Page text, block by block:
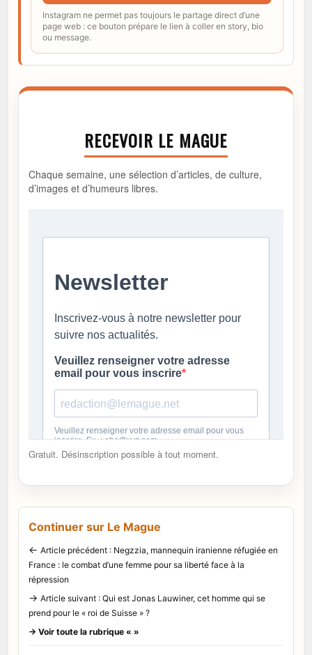
Instagram ne permet pas toujours le partage direct d’une
page web : ce bouton prépare le lien à coller en story, bio
ou message.
RECEVOIR LE MAGUE
Chaque semaine, une sélection d’articles, de culture,
d’images et d’humeurs libres.
Gratuit. Désinscription possible à tout moment.
Continuer sur Le Mague
← Article précédent : Negzzia, mannequin iranienne réfugiée en
France : le combat d’une femme pour sa liberté face à la
répression
→ Article suivant : Qui est Jonas Lauwiner, cet homme qui se
prend pour le « roi de Suisse » ?
→ Voir toute la rubrique « »